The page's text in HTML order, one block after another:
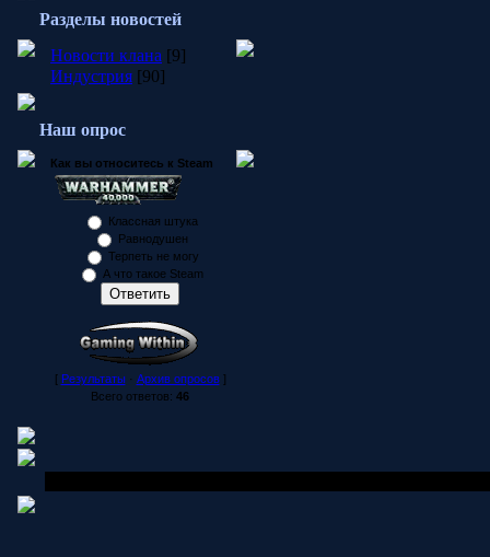
Разделы новостей
Новости клана [9]
Индустрия [90]
Наш опрос
Как вы относитесь к Steam
Классная штука
Равнодушен
Терпеть не могу
А что такое Steam
[ Результаты· Архив опросов]
Всего ответов: 46